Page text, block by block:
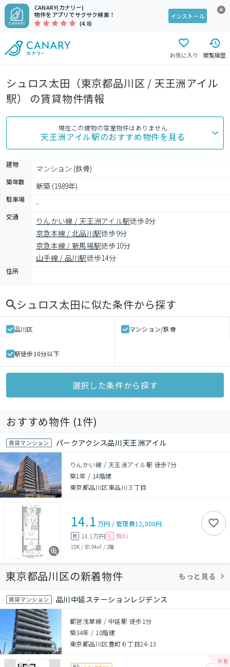
CANARY(カナリー)
物件をアプリでサクサク検索！
(4.8)
インストール
お気に入り 閲覧履歴
シュロス太田（東京都品川区 / 天王洲アイル
駅） の賃貸物件情報
現在この建物の空室物件はありません
天王洲アイル駅のおすすめ物件を見る
建物 マンション (鉄骨)
築年数 新築 (1989年)
駐車場 -
交通 りんかい線 / 天王洲アイル駅徒歩8分
京急本線 / 北品川駅徒歩9分
京急本線 / 新馬場駅徒歩10分
山手線 / 品川駅徒歩14分
住所
シュロス太田に似た条件から探す
品川区 マンション/鉄骨
駅徒歩10分以下
選択した条件から探す
おすすめ物件 (1件)
賃貸マンション パークアクシス品川天王洲アイル
りんかい線 / 天王洲アイル駅 徒歩7分
築1年 / 14階建
東京都品川区東品川３丁目
14.1 万円 /管理費12,000円
敷 14.1万円 礼 無料
1DK /30.94㎡ / 2階
東京都品川区の新着物件 もっと見る
賃貸マンション 品川中延ステーションレジデンス
都営浅草線 / 中延駅 徒歩1分
築34年 / 10階建
東京都品川区豊町６丁目24-13